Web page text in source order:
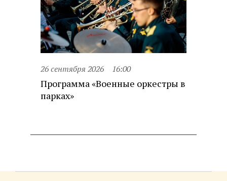
26 сентября 2026 16:00
Программа «Военные оркестры в
парках»